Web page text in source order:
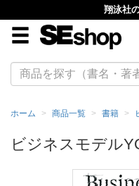
翔泳社
ホーム 商品一覧 書籍
ビジネスモデル